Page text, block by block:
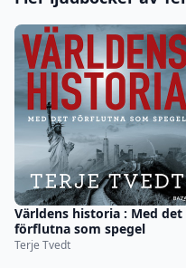
Världens historia : Med det
förflutna som spegel
Terje Tvedt